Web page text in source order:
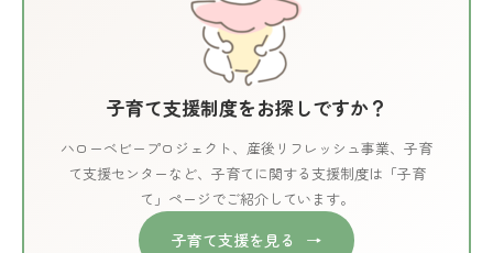
子育て支援制度をお探しですか？
ハローベビープロジェクト、産後リフレッシュ事業、子育
て支援センターなど、 子育てに関する支援制度は「子育
て」ページでご紹介しています。
子育て支援を見る